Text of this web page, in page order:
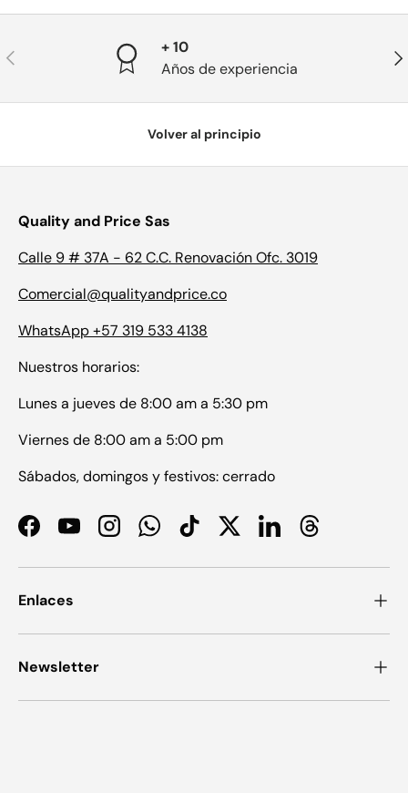
Anterior
+ 10
Años de experiencia
Volver al principio
Quality and Price Sas
Calle 9 # 37A - 62 C.C. Renovación Ofc. 3019
Comercial@qualityandprice.co
WhatsApp +57 319 533 4138
Nuestros horarios:
Lunes a jueves de 8:00 am a 5:30 pm
Viernes de 8:00 am a 5:00 pm
Sábados, domingos y festivos: cerrado
FacebookYouTubeInstagramWhatsAppTikTokTwitterLinkedInThreads
Enlaces
Newsletter